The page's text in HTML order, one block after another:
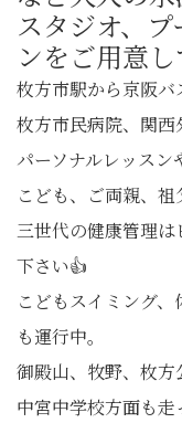
スタジオ、
ンをご用意
枚方市駅から京阪
枚方市民病院、関
パーソナルレッスン
こども、ご両親、祖
三世代の健康管理
下さい👍
こどもスイミング
も運行中。
御殿山、牧野、枚方
中宮中学校方面も走